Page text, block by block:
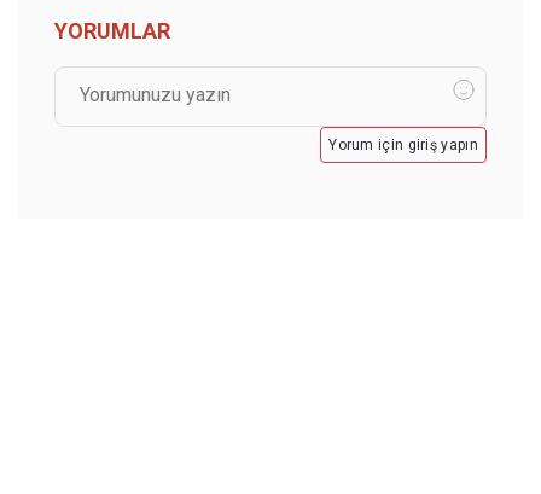
YORUMLAR
Yorum için giriş yapın